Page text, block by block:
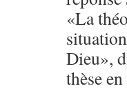
«La
Dieu»,
thèse